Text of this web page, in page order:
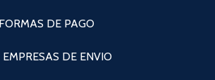
FORMAS DE PAGO
EMPRESAS DE ENVIO